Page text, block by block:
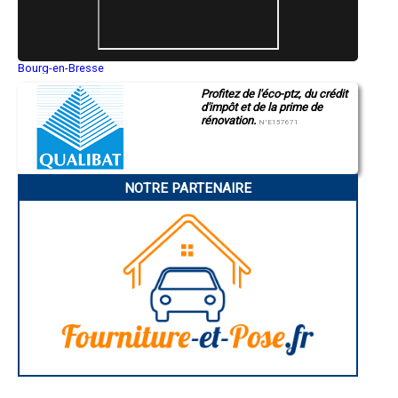
- Entreprise de rénovation immobilière à Encausse
- Entreprise de rénovation immobilière à Monguilhem
- Entreprise de rénovation immobilière à Dému
- Entreprise de rénovation immobilière à Le Brouilh-Monbert
- Entreprise de rénovation immobilière à Haget
- Entreprise de rénovation immobilière à Labéjan
- Entreprise de rénovation immobilière à Sarrant
- Entreprise de rénovation immobilière à Brugnens
- Entreprise de rénovation immobilière à Nougaroulet
- Entreprise de rénovation immobilière à Panassac
- Entreprise de rénovation immobilière à Maurens
- Entreprise de rénovation immobilière à Saint-Mont
- Entreprise de rénovation immobilière à Lahitte
- Entreprise de rénovation immobilière à Saint-Sauvy
- Entreprise de rénovation immobilière à Gimbrède
- Entreprise de rénovation immobilière à Ladevèze-Ville
- Entreprise de rénovation immobilière à Tillac
- Entreprise de rénovation immobilière à Monbrun
- Entreprise de rénovation immobilière à Orbessan
- Entreprise de rénovation immobilière à Esclassan-Labastide
Bourg-en-Bresse
Montluçon
Manosque
Gap
Charleville-Mézières
Pamiers
Narbonne
Saint-Brieuc
Besançon
Profitez de l'éco-ptz, du crédit
d'impôt et de la prime de
rénovation. N°E157671
NOTRE PARTENAIRE